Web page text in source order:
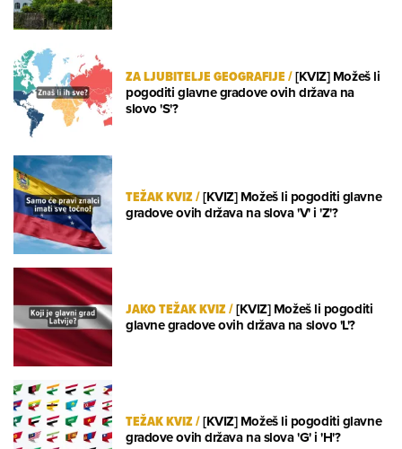
ZA LJUBITELJE GEOGRAFIJE/[KVIZ] Možeš li
pogoditi glavne gradove ovih država na
slovo 'S'?
TEŽAK KVIZ/[KVIZ] Možeš li pogoditi glavne
gradove ovih država na slova 'V' i 'Z'?
JAKO TEŽAK KVIZ/[KVIZ] Možeš li pogoditi
glavne gradove ovih država na slovo 'L'?
TEŽAK KVIZ/[KVIZ] Možeš li pogoditi glavne
gradove ovih država na slova 'G' i 'H'?